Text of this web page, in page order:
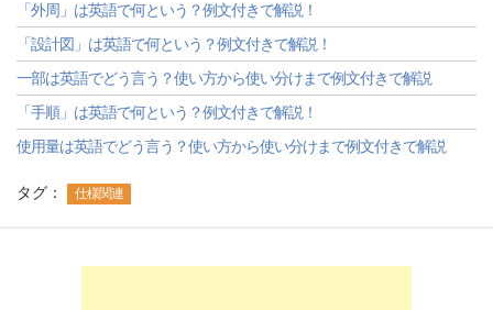
「外周」は英語で何という？例文付きで解説！
「設計図」は英語で何という？例文付きで解説！
一部は英語でどう言う？使い方から使い分けまで例文付きで解説
「手順」は英語で何という？例文付きで解説！
使用量は英語でどう言う？使い方から使い分けまで例文付きで解説
タグ： 仕様関連